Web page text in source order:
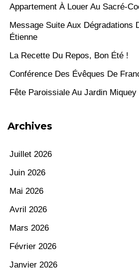
Appartement À Louer Au Sacré-
Message Suite Aux Dégradations
Étienne
La Recette Du Repos, Bon Été !
Conférence Des Évêques De
Fête Paroissiale Au Jardin Miquey
Archives
Juillet 2026
Juin 2026
Mai 2026
Avril 2026
Mars 2026
Février 2026
Janvier 2026